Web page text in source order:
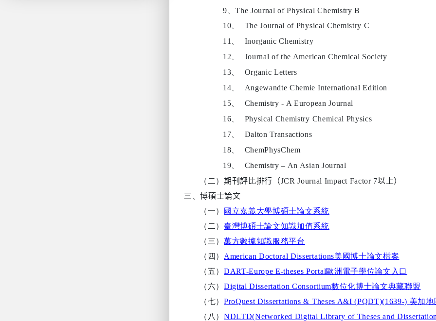
9、The Journal of Physical Chemistry B
10、
The Journal of Physical Chemistry C
11、
Inorganic Chemistry
12、
Journal of the American Chemical Society
13、
Organic Letters
14、
Angewandte Chemie International Edition
15、
Chemistry - A European Journal
16、
Physical Chemistry Chemical Physics
17、
Dalton Transactions
18、
ChemPhysChem
19、
Chemistry – An Asian Journal
（二）期刊評比排行（JCR Journal Impact Factor 7以上）
三、博碩士論文
（一）
國立嘉義大學博碩士論文系統
（二）臺灣博碩士論文知識加值系統
（三）萬方數據知識服務平台
（四） American Doctoral Dissertations美國博士論文檔案
（五）DART-Europe E-theses Portal歐洲電子學位論文入 口
（六）Digital Dissertation Consortium數位化博士論文典藏聯盟
（七）ProQuest Dissertations & Theses A&I (PQDT)(1639-) 美加
（八）NDLTD(Networked Digital Library of Theses and